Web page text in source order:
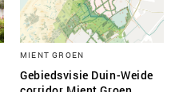
MIENT GROEN
Gebiedsvisie Duin-Weide